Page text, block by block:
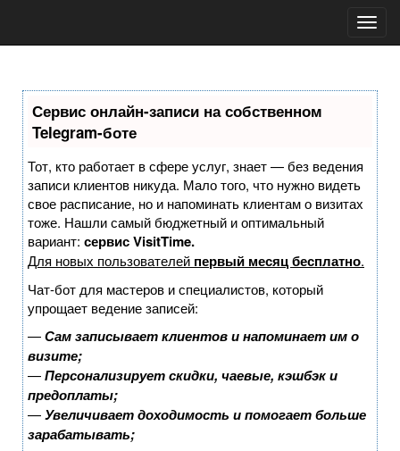
Сервис онлайн-записи на собственном
Telegram-боте
Тот, кто работает в сфере услуг, знает — без ведения
записи клиентов никуда. Мало того, что нужно видеть
свое расписание, но и напоминать клиентам о визитах
тоже. Нашли самый бюджетный и оптимальный
вариант: сервис VisitTime.
Для новых пользователей первый месяц бесплатно.
Чат-бот для мастеров и специалистов, который
упрощает ведение записей:
—Сам записывает клиентов и напоминает им о
визите;
—Персонализирует скидки, чаевые, кэшбэк и
предоплаты;
—Увеличивает доходимость и помогает больше
зарабатывать;